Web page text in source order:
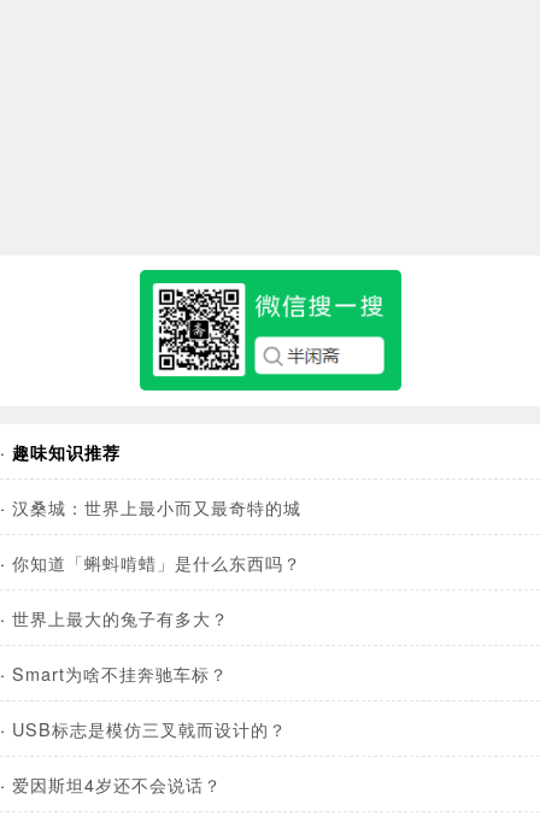
· 趣味知识推荐
· 汉桑城：世界上最小而又最奇特的城
· 你知道「蝌蚪啃蜡」是什么东西吗？
· 世界上最大的兔子有多大？
· Smart为啥不挂奔驰车标？
· USB标志是模仿三叉戟而设计的？
· 爱因斯坦4岁还不会说话？